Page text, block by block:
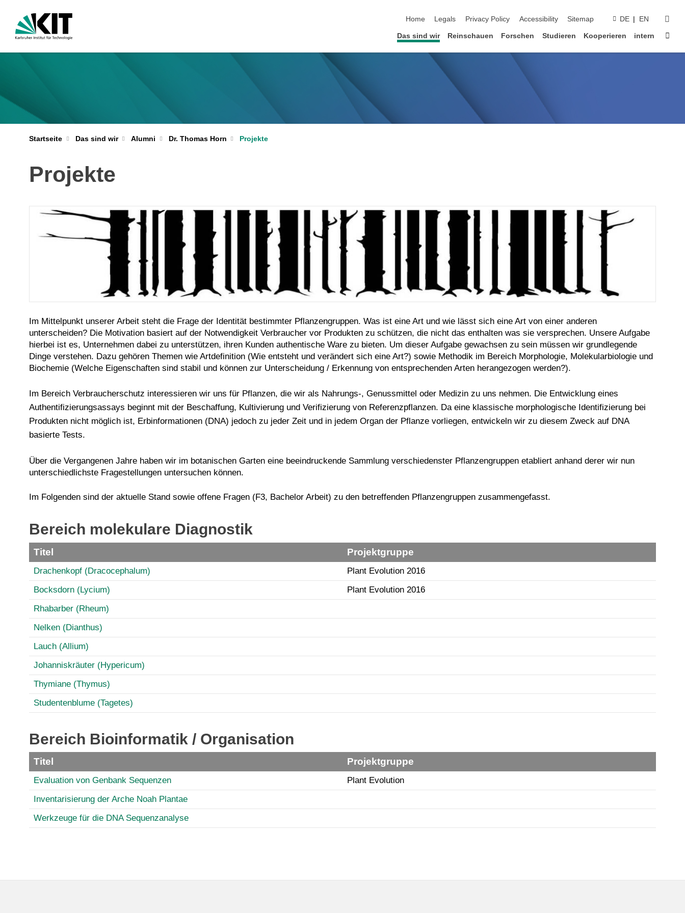
Home Legals Privacy Policy Accessibility Sitemap DE EN
Das sind wir Reinschauen Forschen Studieren Kooperieren intern
Startseite Das sind wir Alumni Dr. Thomas Horn Projekte
Projekte
Im Mittelpunkt unserer Arbeit steht die Frage der Identität bestimmter Pflanzengruppen. Was ist eine Art und wie lässt sich eine Art von einer anderen
unterscheiden? Die Motivation basiert auf der Notwendigkeit Verbraucher vor Produkten zu schützen, die nicht das enthalten was sie versprechen. Unsere Aufgabe
hierbei ist es, Unternehmen dabei zu unterstützen, ihren Kunden authentische Ware zu bieten. Um dieser Aufgabe gewachsen zu sein müssen wir grundlegende
Dinge verstehen. Dazu gehören Themen wie Artdefinition (Wie entsteht und verändert sich eine Art?) sowie Methodik im Bereich Morphologie, Molekularbiologie und
Biochemie (Welche Eigenschaften sind stabil und können zur Unterscheidung / Erkennung von entsprechenden Arten herangezogen werden?).
Im Bereich Verbraucherschutz interessieren wir uns für Pflanzen, die wir als Nahrungs-, Genussmittel oder Medizin zu uns nehmen. Die Entwicklung eines
Authentifizierungsassays beginnt mit der Beschaffung, Kultivierung und Verifizierung von Referenzpflanzen. Da eine klassische morphologische Identifizierung bei
Produkten nicht möglich ist, Erbinformationen (DNA) jedoch zu jeder Zeit und in jedem Organ der Pflanze vorliegen, entwickeln wir zu diesem Zweck auf DNA
basierte Tests.
Über die Vergangenen Jahre haben wir im botanischen Garten eine beeindruckende Sammlung verschiedenster Pflanzengruppen etabliert anhand derer wir nun
unterschiedlichste Fragestellungen untersuchen können.
Im Folgenden sind der aktuelle Stand sowie offene Fragen (F3, Bachelor Arbeit) zu den betreffenden Pflanzengruppen zusammengefasst.
Bereich molekulare Diagnostik
Titel Projektgruppe
Drachenkopf (Dracocephalum)
Plant Evolution 2016
Bocksdorn (Lycium)
Plant Evolution 2016
Rhabarber (Rheum)
Nelken (Dianthus)
Lauch (Allium)
Johanniskräuter (Hypericum)
Thymiane (Thymus)
Studentenblume (Tagetes)
Bereich Bioinformatik / Organisation
Titel Projektgruppe
Evaluation von Genbank Sequenzen
Plant Evolution
Inventarisierung der Arche Noah Plantae
Werkzeuge für die DNA Sequenzanalyse